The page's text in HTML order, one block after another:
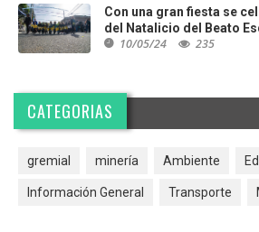
Con una gran fiesta se
del Natalicio del Beato
10/05/24 235
CATEGORIAS
gremial minería Ambiente
Información General Transporte